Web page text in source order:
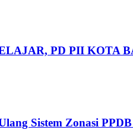
PD PII KOTA
Sistem Zonasi